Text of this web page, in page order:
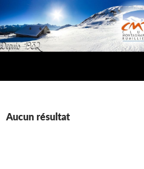
Aucun résultat